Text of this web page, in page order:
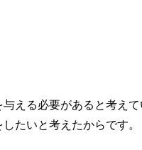
える必要があると考え
たいと考えたからです。